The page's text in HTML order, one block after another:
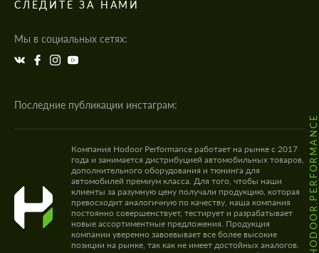
СЛЕДИТЕ ЗА НАМИ
Мы в социальных сетях:
Последние публикации инстаграм:
@HODOOR.PERFORMANCE
Компания Hodoor Performance работает на рынке с 2017
года и занимается дистрибуцией автомобильных товаров,
дополнительного оборудования и тюнинга для
автомобилей премиум класса. Для того, чтобы наши
клиенты за разумную цену получали продукцию, которая
превосходит аналогичную по качеству, наша компания
постоянно совершенствует, тестирует и разрабатывает
новые ассортиментные предложения. Продукция
компании уверенно завоевывает все более высокие
позиции на рынке, так как не имеет достойных аналогов.